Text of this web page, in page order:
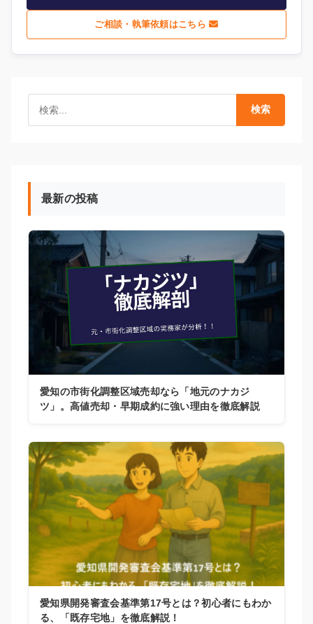
ご相談・執筆依頼はこちら
検索
最新の投稿
愛知の市街化調整区域売却なら「地元のナカジ
ツ」。高値売却・早期成約に強い理由を徹底解説
愛知県開発審査会基準第17号とは？初心者にもわか
る、「既存宅地」を徹底解説！